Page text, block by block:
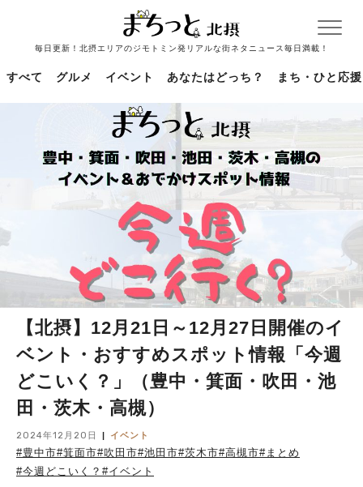
毎日更新！北摂エリアのジモトミン発リアルな街ネタニュース毎日満載！
すべて グルメ イベント あなたはどっち？ まち・ひと応援
【北摂】12月21日～12月27日開催のイ
ベント・おすすめスポット情報「今週
どこいく？」（豊中・箕面・吹田・池
田・茨木・高槻）
2024年12月20日 イベント
#豊中市#箕面市#吹田市#池田市#茨木市#高槻市#まとめ
#今週どこいく？ #イベント